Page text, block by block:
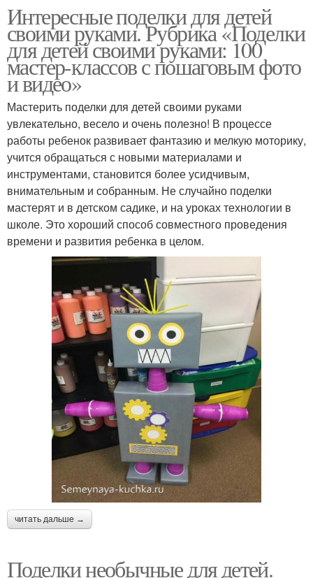
Интересные поделки для детей
своими руками. Рубрика «Поделки
для детей своими руками: 100
мастер-классов с пошаговым фото
и видео»
Мастерить поделки для детей своими руками
увлекательно, весело и очень полезно! В процессе
работы ребенок развивает фантазию и мелкую моторику,
учится обращаться с новыми материалами и
инструментами, становится более усидчивым,
внимательным и собранным. Не случайно поделки
мастерят и в детском садике, и на уроках технологии в
школе. Это хороший способ совместного проведения
времени и развития ребенка в целом.
читать дальше →
Поделки необычные для детей.